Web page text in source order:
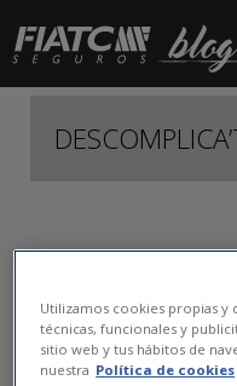
Salta al contingut principal
Utilizamos cookies propias y
técnicas, funcionales y
sitio web y tus hábitos de
nuestra Política de cookies